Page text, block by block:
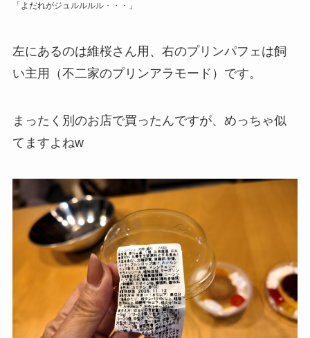
「よだれがジュルルルル・・・」
左にあるのは維桜さん用、右のプリンパフェは飼
い主用（不二家のプリンアラモード）です。
まったく別のお店で買ったんですが、めっちゃ似
てますよねw